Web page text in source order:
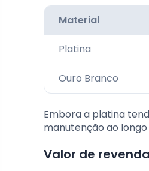
Material
Platina
Ouro Branco
Embora a platina
manutenção ao
Valor de